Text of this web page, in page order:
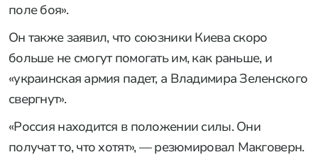
поле боя».
Он также заявил, что союзники Киева скоро
больше не смогут помогать им, как раньше, и
«украинская армия падет, а Владимира Зеленского
свергнут».
«Россия находится в положении силы. Они
получат то, что хотят», — резюмировал Макговерн.